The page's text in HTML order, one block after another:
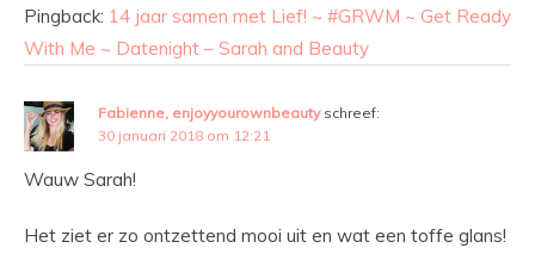
Pingback: 14 jaar samen met Lief! ~ #GRWM ~ Get Ready
With Me ~ Datenight – Sarah and Beauty
Fabienne, enjoyyourownbeauty schreef:
30 januari 2018 om 12:21
Wauw Sarah!
Het ziet er zo ontzettend mooi uit en wat een toffe glans!